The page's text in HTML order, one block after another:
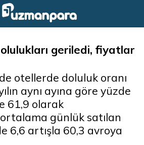
geriledi, fiyatlar
otellerde doluluk oranı
aynı ayına göre yüzde
61,9 olarak
günlük satılan
6,6 artışla 60,3 avroya